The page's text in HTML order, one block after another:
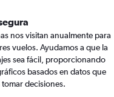
nos visitan anualmente para
vuelos. Ayudamos a que la
sea fácil, proporcionando
basados en datos que
decisiones.